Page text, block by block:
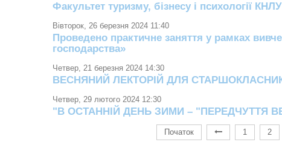
Факультет туризму, бізнесу і психології
Вівторок, 26 березня 2024 11:40
Проведено практичне заняття у рамках
господарства»
Четвер, 21 березня 2024 14:30
ВЕСНЯНИЙ ЛЕКТОРІЙ ДЛЯ
Четвер, 29 лютого 2024 12:30
"В ОСТАННІЙ ДЕНЬ ЗИМИ – "ПЕРЕДЧУТТЯ
Початок 1 2